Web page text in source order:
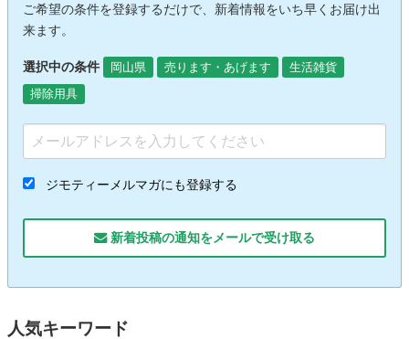
ご希望の条件を登録するだけで、新着情報をいち早くお届け出
来ます。
選択中の条件 岡山県 売ります・あげます
生活雑貨
掃除用具
ジモティーメルマガにも登録する
新着投稿の通知をメールで受け取る
人気キーワード